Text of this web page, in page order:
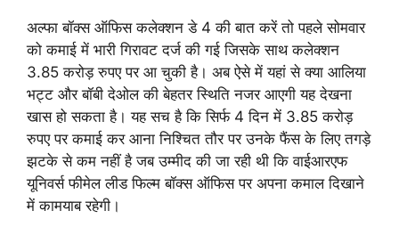
अल्फा बॉक्स ऑफिस कलेक्शन डे 4 की बात करें तो पहले सोमवार
को कमाई में भारी गिरावट दर्ज की गई जिसके साथ कलेक्शन
3.85 करोड़ रुपए पर आ चुकी है। अब ऐसे में यहां से क्या आलिया
भट्ट और बॉबी देओल की बेहतर स्थिति नजर आएगी यह देखना
खास हो सकता है। यह सच है कि सिर्फ 4 दिन में 3.85 करोड़
रुपए पर कमाई कर आना निश्चित तौर पर उनके फैंस के लिए तगड़े
झटके से कम नहीं है जब उम्मीद की जा रही थी कि वाईआरएफ
यूनिवर्स फीमेल लीड फिल्म बॉक्स ऑफिस पर अपना कमाल दिखाने
में कामयाब रहेगी।